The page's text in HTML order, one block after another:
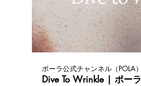
ポーラ公式チャンネル（POLA）
Dive To Wrinkle | ポーラ